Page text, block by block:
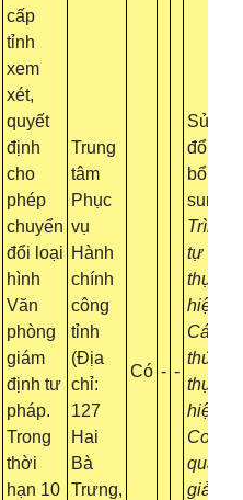
cấp
tỉnh
xem
xét,
quyết
định
cho
phép
chuyển
đổi loại
hình
Văn
phòng
giám
định tư
pháp.
Trong
thời
hạn 10
Trung
tâm
Phục
vụ
Hành
chính
công
tỉnh
(Địa
chỉ:
127
Hai
Bà
Trưng,
Có - -
Sửa
đổi,
bổ
sung:
Trình
tự
thực
hiện;
Cách
thức
thực
hiện;
Cơ
quan
giải